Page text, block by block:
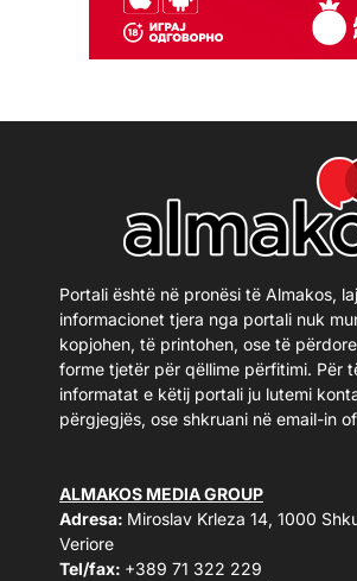
Portali është në pronësi të Almakos,
informacionet tjera nga portali nuk
kopjohen, të printohen, ose të
forme tjetër për qëllime përfitimi. Për
informatat e këtij portali ju lutemi
përgjegjës, ose shkruani në email-in
ALMAKOS MEDIA GROUP
Adresa: Miroslav Krleza 14, 1000
Veriore
Tel/fax: +389 71 322 229